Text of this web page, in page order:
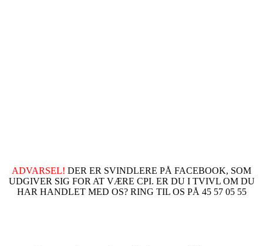
ADVARSEL! DER ER SVINDLERE PÅ FACEBOOK, SOM
UDGIVER SIG FOR AT VÆRE CPI. ER DU I TVIVL OM DU
HAR HANDLET MED OS? RING TIL OS PÅ 45 57 05 55